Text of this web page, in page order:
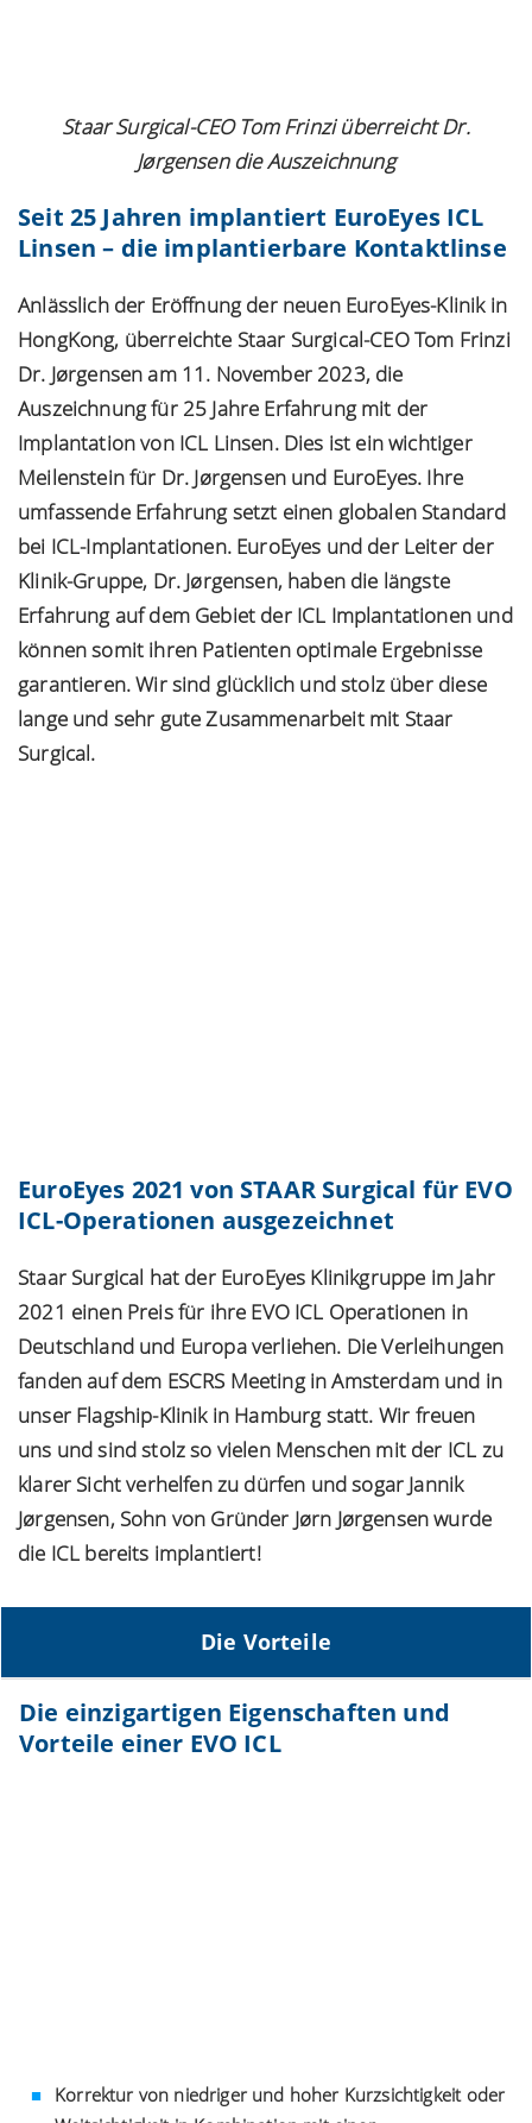
Staar Surgical-CEO Tom Frinzi überreicht Dr.
Jørgensen die Auszeichnung
Seit 25 Jahren implantiert EuroEyes ICL
Linsen – die implantierbare Kontaktlinse
Anlässlich der Eröffnung der neuen EuroEyes-Klinik in
HongKong, überreichte Staar Surgical-CEO Tom Frinzi
Dr. Jørgensen am 11. November 2023, die
Auszeichnung für 25 Jahre Erfahrung mit der
Implantation von ICL Linsen. Dies ist ein wichtiger
Meilenstein für Dr. Jørgensen und EuroEyes. Ihre
umfassende Erfahrung setzt einen globalen Standard
bei ICL-Implantationen. EuroEyes und der Leiter der
Klinik-Gruppe, Dr. Jørgensen, haben die längste
Erfahrung auf dem Gebiet der ICL Implantationen und
können somit ihren Patienten optimale Ergebnisse
garantieren. Wir sind glücklich und stolz über diese
lange und sehr gute Zusammenarbeit mit Staar
Surgical.
EuroEyes 2021 von STAAR Surgical für EVO
ICL-Operationen ausgezeichnet
Staar Surgical hat der EuroEyes Klinikgruppe im Jahr
2021 einen Preis für ihre EVO ICL Operationen in
Deutschland und Europa verliehen. Die Verleihungen
fanden auf dem ESCRS Meeting in Amsterdamund in
unser Flagship-Klinikin Hamburg statt. Wir freuen
uns und sind stolz so vielen Menschen mit der ICL zu
klarer Sicht verhelfen zu dürfen und sogar Jannik
Jørgensen, Sohn von Gründer Jørn Jørgensen wurde
die ICL bereits implantiert!
Die Vorteile
Die einzigartigen Eigenschaften und
Vorteile einer EVO ICL
Korrektur von niedriger und hoher Kurzsichtigkeit oder